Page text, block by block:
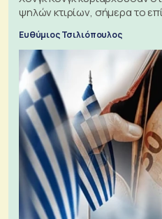
ψηλών κτιρίων, σήμερα το
Ευθύμιος Τσιλιόπουλος